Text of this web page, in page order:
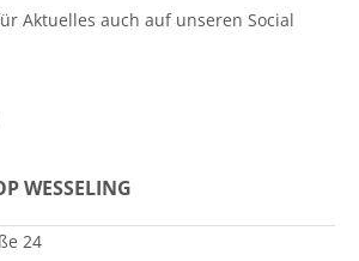
Aktuelles auch auf unseren Social
WESSELING
24